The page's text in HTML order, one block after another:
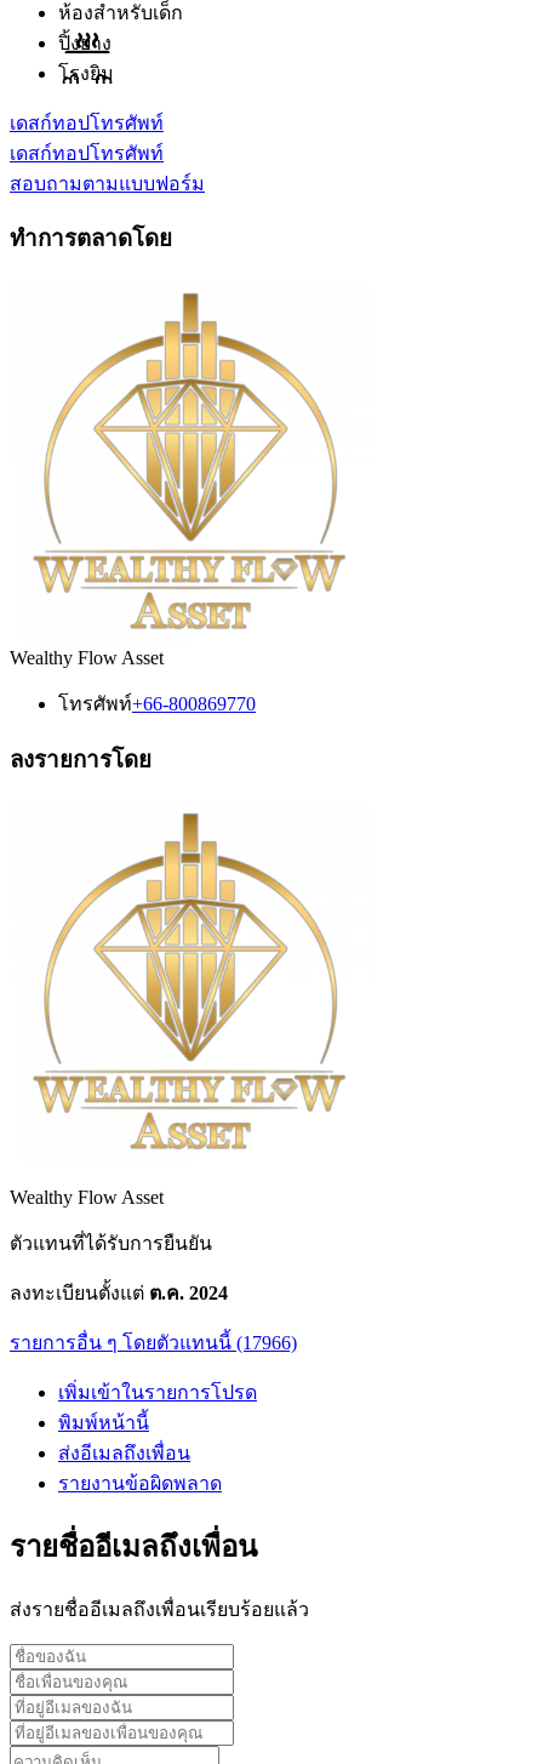
ห้องสำหรับเด็ก
ปิ้งย่าง
โรงยิม
เดสก์ทอปโทรศัพท์
เดสก์ทอปโทรศัพท์
สอบถามตามแบบฟอร์ม
ทำการตลาดโดย
Wealthy Flow Asset
โทรศัพท์+66-800869770
ลงรายการโดย
Wealthy Flow Asset
ตัวแทนที่ได้รับการยืนยัน
ลงทะเบียนตั้งแต่ ต.ค. 2024
รายการอื่น ๆ โดยตัวแทนนี้ (17966)
เพิ่มเข้าในรายการโปรด
พิมพ์หน้านี้
ส่งอีเมลถึงเพื่อน
รายงานข้อผิดพลาด
รายชื่ออีเมลถึงเพื่อน
ส่งรายชื่ออีเมลถึงเพื่อนเรียบร้อยแล้ว